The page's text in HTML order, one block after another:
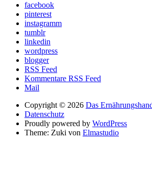
facebook
pinterest
instagramm
tumblr
linkedin
wordpress
blogger
RSS Feed
Kommentare RSS Feed
Mail
Copyright © 2026 Das
Datenschutz
Proudly powered by WordPress
Theme: Zuki von Elmastudio